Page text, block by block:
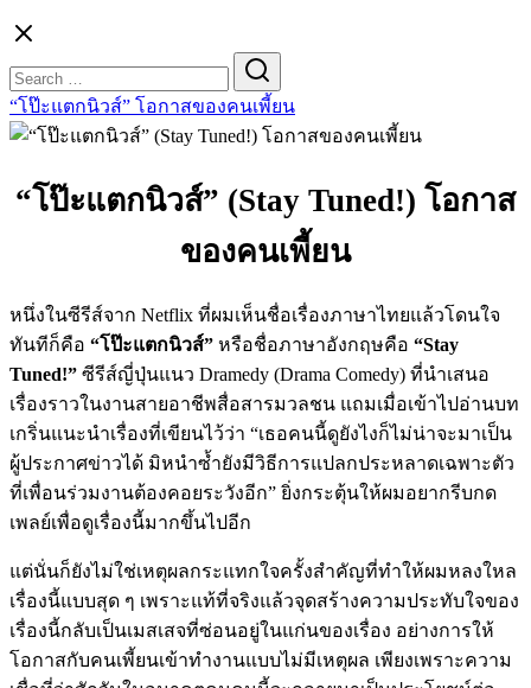
for:
“โป๊ะแตกนิวส์” โอกาสของคนเพี้ยน
“โป๊ะแตกนิวส์” (Stay Tuned!) โอกาส
ของคนเพี้ยน
หนึ่งในซีรีส์จาก Netflix ที่ผมเห็นชื่อเรื่องภาษาไทยแล้วโดนใจ
ทันทีก็คือ “โป๊ะแตกนิวส์” หรือชื่อภาษาอังกฤษคือ “Stay
Tuned!” ซีรีส์ญี่ปุ่นแนว Dramedy (Drama Comedy) ที่นำเสนอ
เรื่องราวในงานสายอาชีพสื่อสารมวลชน แถมเมื่อเข้าไปอ่านบท
เกริ่นแนะนำเรื่องที่เขียนไว้ว่า “เธอคนนี้ดูยังไงก็ไม่น่าจะมาเป็น
ผู้ประกาศข่าวได้ มิหนำซ้ำยังมีวิธีการแปลกประหลาดเฉพาะตัว
ที่เพื่อนร่วมงานต้องคอยระวังอีก” ยิ่งกระตุ้นให้ผมอยากรีบกด
เพลย์เพื่อดูเรื่องนี้มากขึ้นไปอีก
แต่นั่นก็ยังไม่ใช่เหตุผลกระแทกใจครั้งสำคัญที่ทำให้ผมหลงใหล
เรื่องนี้แบบสุด ๆ เพราะแท้ที่จริงแล้วจุดสร้างความประทับใจของ
เรื่องนี้กลับเป็นเมสเสจที่ซ่อนอยู่ในแก่นของเรื่อง อย่างการให้
โอกาสกับคนเพี้ยนเข้าทำงานแบบไม่มีเหตุผล เพียงเพราะความ